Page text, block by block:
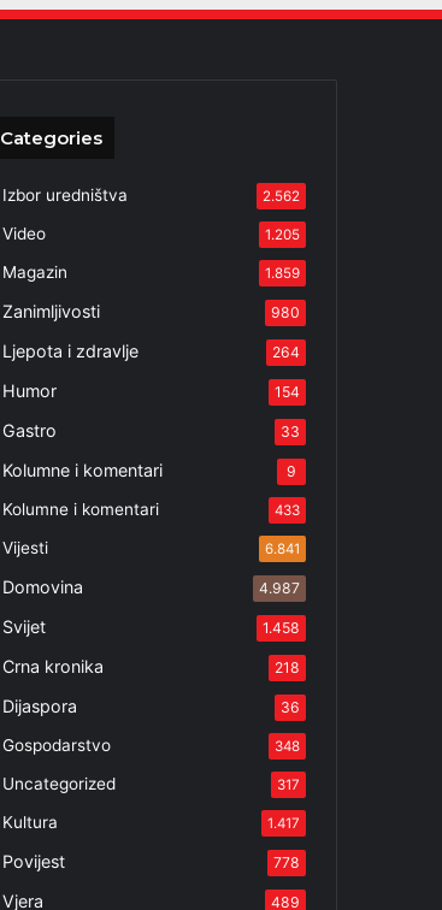
Categories
Izbor uredništva 2.562
Video 1.205
Magazin 1.859
Zanimljivosti 980
Ljepota i zdravlje 264
Humor 154
Gastro 33
Kolumne i komentari 9
Kolumne i komentari 433
Vijesti 6.841
Domovina 4.987
Svijet 1.458
Crna kronika 218
Dijaspora 36
Gospodarstvo 348
Uncategorized 317
Kultura 1.417
Povijest 778
Vjera 489